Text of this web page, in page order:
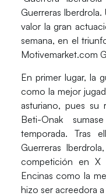
Guerreras Iberdrola.
valor la gran
semana, en el
Motivemarket.com
En primer lugar, la
como la mejor
asturiano, pues su
Beti-Onak
temporada. Tras
Guerreras Iberdrola
competición en X
Encinascomo la
hizo ser acreedora